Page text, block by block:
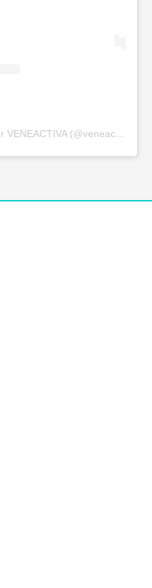
Una publicación compartida por VENEACTIVA (@veneactiva)